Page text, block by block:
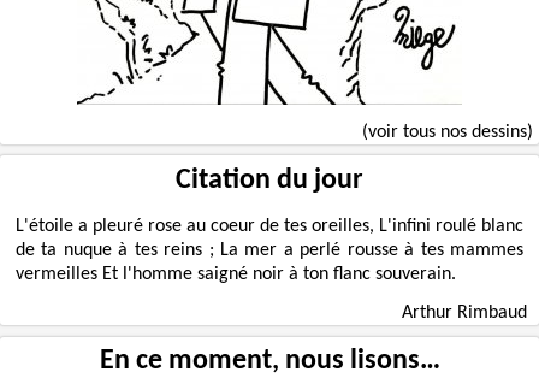
(voir tous nos dessins)
Citation du jour
L'étoile a pleuré rose au coeur de tes oreilles, L'infini roulé blanc
de ta nuque à tes reins ; La mer a perlé rousse à tes mammes
vermeilles Et l'homme saigné noir à ton flanc souverain.
Arthur Rimbaud
En ce moment, nous lisons…